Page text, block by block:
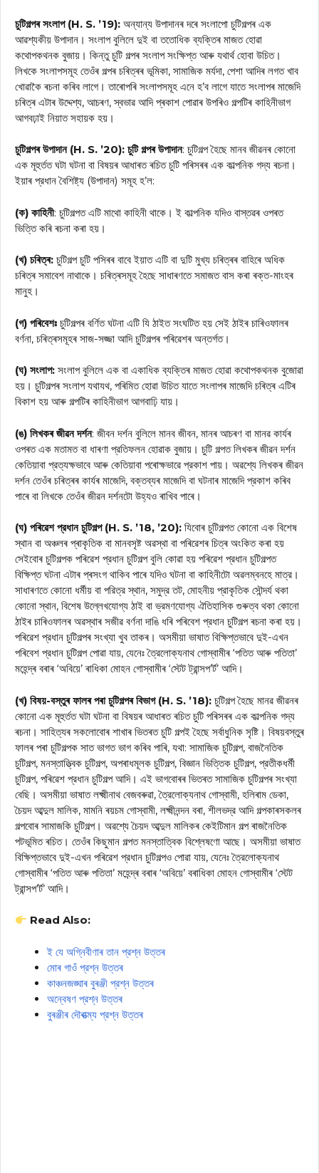
চুটিগল্পৰ সংলাপ (H. S. ’19): অন্যান্য উপাদানৰ দৰে সংলাপো চুটিগল্পৰ এক
আৱশ্যকীয় উপাদান। সংলাপ বুলিলে দুই বা ততোধিক ব্যক্তিৰ মাজত হোৱা
কথোপকথনক বুজায়। কিন্তু চুটি গল্পৰ সংলাপ সংক্ষিপ্ত আৰু যথার্থ হোবা উচিত।
লিখকে সংলাপসমূহ তেওঁৰ গল্পৰ চৰিত্ৰৰ ভূমিকা, সামাজিক মর্যদা, পেশা আদিৰ লগত খাব
খোৱাকৈ ৰচনা কৰিব লাগে। তাৰোপৰি সংলাপসমূহ এনে হ’ব লাগে যাতে সংলাপৰ মাজেদি
চৰিত্ৰ এটাৰ উদ্দেশ্য, আচৰণ, স্বভাৱ আদি প্ৰকাশ পোৱাৰ উপৰিও গল্পটিৰ কাহিনীভাগ
আগবঢ়াই নিয়াত সহায়ক হয়।
চুটিগল্পৰ উপাদান (H. S. ’20): চুটি গল্পৰ উপাদান: চুটিগল্প হৈছে মানব জীৱনৰ কোনো
এক মূহুর্তত ঘটা ঘটনা বা বিষয়ৰ আধাৰত ৰচিত চুটি পৰিসৰৰ এক কাল্পনিক গদ্য ৰচনা।
ইয়াৰ প্রধান বৈশিষ্ট্য (উপাদান) সমূহ হ’ল:
(ক) কাহিনী: চুটিগল্পত এটি মাথো কাহিনী থাকে। ই কাল্পনিক যদিও বাস্তৱৰ ওপৰত
ভিত্তি কৰি ৰচনা কৰা হয়।
(খ) চৰিত্ৰ: চুটিগল্প চুটি পসিৰৰ বাবে ইয়াত এটি বা দুটি মুখ্য চৰিত্ৰৰ বাহিৰে অধিক
চৰিত্ৰ সমাবেশ নাথাকে। চৰিত্ৰসমূহ হৈছে সাধাৰণতে সমাজত বাস কৰা ৰক্ত-মাংহৰ
মানুহ।
(গ) পৰিবেশঃ চুটিগল্পৰ বর্ণিত ঘটনা এটি যি ঠাইত সংঘটিত হয় সেই ঠাইৰ চাৰিওফালৰ
বৰ্ণনা, চৰিত্ৰসমূহৰ সাজ-সজ্জা আদি চুটিগল্পৰ পৰিৱেশৰ অন্তৰ্গত।
(ঘ) সংলাপ: সংলাপ বুলিলে এক বা একাধিক ব্যক্তিৰ মাজত হোৱা কথোপকথনক বুজোৱা
হয়। চুটিগল্পৰ সংলাপ যথাযথ, পৰিমিত হোৱা উচিত যাতে সংলাপৰ মাজেদি চৰিত্ৰ এটিৰ
বিকাশ হয় আৰু গল্পটিৰ কাহিনীভাগ আগবাঢ়ি যায়।
(ঙ) লিখকৰ জীৱন দর্শন: জীবন দর্শন বুলিলে মানব জীবন, মানৰ আচৰণ বা মানৱ কাৰ্যৰ
ওপৰত এক মতামত বা ধাৰণা প্রতিফলন হোৱাক বুজায়। চুটি গল্পত লিখকৰ জীৱন দর্শন
কেতিয়াবা প্রত্যক্ষভাবে আৰু কেতিয়াবা পৰোক্ষভাৱে প্রকাশ পায়। অৱশ্যে লিখকৰ জীৱন
দর্শন তেওঁৰ চৰিত্ৰৰ কাৰ্যৰ মাজেদি, বক্তব্যৰ মাজেদি বা ঘটনাৰ মাজেদি প্রকাশ কৰিব
পাৰে বা লিখকে তেওঁৰ জীৱন দর্শনটো উহ্যও ৰাখিব পাৰে।
(ঘ) পৰিৱেশ প্রধান চুটিগল্প (H. S. ’18, ’20): যিবোৰ চুটিগল্পত কোনো এক বিশেষ
স্থান বা অঞ্চলৰ প্ৰাকৃতিক বা মানবসৃষ্ট অৱস্থা বা পৰিৱেশৰ চিত্ৰ অংকিত কৰা হয়
সেইবোৰ চুটিগল্পক পৰিৱেশ প্রধান চুটিগল্প বুলি কোৱা হয় পৰিৱেশ প্রধান চুটিগল্পত
বিক্ষিপ্ত ঘটনা এটাৰ প্ৰসংগ থাকিব পাৰে যদিও ঘটনা বা কাহিনীটো অৱলম্বনহে মাত্র।
সাধাৰণতে কোনো ধর্মীয় বা পরিত্র স্থান, সমুদ্র তট, মোহনীয় প্রাকৃতিক সৌন্দর্য থকা
কোনো স্থান, বিশেষ উল্লেখযোগ্য ঠাই বা ভ্রমণযোগ্য ঐতিহাসিক গুৰুত্ব থকা কোনো
ঠাইৰ চাৰিওফালৰ অৱস্থাৰ সজীৱ বৰ্ণনা দাঙি ধৰি পৰিবেশ প্রধান চুটিগল্প ৰচনা কৰা হয়।
পৰিৱেশ প্রধান চুটিগল্পৰ সংখ্যা খুব তাকৰ। অসমীয়া ভাষাত বিক্ষিপ্তভাবে দুই-এখন
পৰিবেশ প্রধান চুটিগল্প পোৱা যায়, যেনেঃ ত্রৈলোক্যনাথ গোস্বামীৰ ‘পতিত আৰু পতিতা’
মহেন্দ্ৰ বৰাৰ ‘অবিয়ে’ ৰাধিকা মোহন গোস্বামীৰ ‘স্টেট ট্রান্সপ’র্ট’ আদি।
(খ) বিষয়-বস্তুৰ ফালৰ পৰা চুটিগল্পৰ বিভাগ (H. S. ’18): চুটিগল্প হৈছে মানৱ জীৱনৰ
কোনো এক মূহুর্তত ঘটা ঘটনা বা বিষয়ৰ আধাৰত ৰচিত চুটি পৰিসৰৰ এক কাল্পনিক গদ্য
ৰচনা। সাহিত্যৰ সকলোবোৰ শাখাৰ ভিতৰত চুটি গল্পই হৈছে সর্বাধুনিক সৃষ্টি। বিষয়বস্তুৰ
ফালৰ পৰা চুটিগল্পক সাত ভাগত ভাগ কৰিব পাৰি, যথা: সামাজিক চুটিগল্প, বাজনৈতিক
চুটিগল্প, মনস্তাত্ত্বিক চুটিগল্প, অপৰাধমূলক চুটিগল্প, বিজ্ঞান ভিত্তিক চুটিগল্প, প্রতীকধর্মী
চুটিগল্প, পৰিৱেশ প্রধান চুটিগল্প আদি। এই ভাগবোৰৰ ভিতৰত সামাজিক চুটিগল্পৰ সংখ্যা
বেছি। অসমীয়া ভাষাত লক্ষ্মীনাথ বেজবৰুৱা, ত্রৈলোক্যনাথ গোস্বামী, হলিৰাম ডেকা,
চৈয়দ আব্দুল মালিক, মামনি ৰয়চম গোস্বামী, লক্ষ্মীনন্দন বৰা, শীলভদ্র আদি গল্পকাৰসকলৰ
গল্পবোৰ সামাজকি চুটিগল্প। অৱশ্যে চৈয়দ আব্দুল মালিকৰ কেইটিমান গল্প ৰাজনৈতিক
পটভূমিত ৰচিত। তেওঁৰ কিছুমান গল্পত মনস্তাত্বিক বিশ্লেষণো আছে। অসমীয়া ভাষাত
বিক্ষিপ্তভাবে দুই-এখন পৰিৱেশ প্রধান চুটিগল্পও পোৱা যায়, যেনেঃ ত্রৈলোক্যনাথ
গোস্বামীৰ ‘পতিত আৰু পতিতা’ মহেন্দ্ৰ বৰাৰ ‘অবিয়ে’ বৰাধিকা মোহন গোস্বামীৰ ‘স্টেট
ট্রান্সপ’র্ট’ আদি।
Read Also:
ই যে অগ্নিবীণাৰ তান প্রশ্ন উত্তৰ
মোৰ গাওঁ প্রশ্ন উত্তৰ
কাঞ্চনজঙ্ঘাৰ বুৰঞ্জী প্রশ্ন উত্তৰ
অন্বেষণ প্রশ্ন উত্তৰ
বুৰঞ্জীৰ দৌৰাত্ম্য প্রশ্ন উত্তৰ